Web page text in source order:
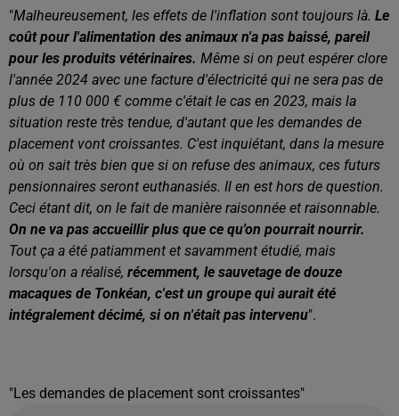
"Malheureusement, les effets de l'inflation sont toujours là. Le
coût pour l'alimentation des animaux n'a pas baissé, pareil
pour les produits vétérinaires. Même si on peut espérer clore
l'année 2024 avec une facture d'électricité qui ne sera pas de
plus de 110 000 € comme c'était le cas en 2023, mais la
situation reste très tendue, d'autant que les demandes de
placement vont croissantes. C'est inquiétant, dans la mesure
où on sait très bien que si on refuse des animaux, ces futurs
pensionnaires seront euthanasiés. Il en est hors de question.
Ceci étant dit, on le fait de manière raisonnée et raisonnable.
On ne va pas accueillir plus que ce qu'on pourrait nourrir.
Tout ça a été patiamment et savamment étudié, mais
lorsqu'on a réalisé, récemment, le sauvetage de douze
macaques de Tonkéan, c'est un groupe qui aurait été
intégralement décimé, si on n'était pas intervenu".
"Les demandes de placement sont croissantes"